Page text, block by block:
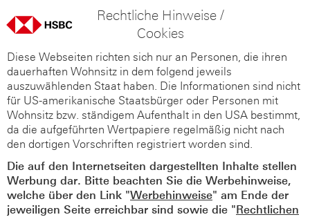
Rechtliche Hinweise /
Cookies
Diese Webseiten richten sich nur an Personen, die ihren
dauerhaften Wohnsitz in dem folgend jeweils
auszuwählenden Staat haben. Die Informationen sind nicht
für US-amerikanische Staatsbürger oder Personen mit
Wohnsitz bzw. ständigem Aufenthalt in den USA bestimmt,
da die aufgeführten Wertpapiere regelmäßig nicht nach
den dortigen Vorschriften registriert worden sind.
Die auf den Internetseiten dargestellten Inhalte stellen
Werbung dar. Bitte beachten Sie die Werbehinweise,
welche über den Link "Werbehinweise" am Ende der
jeweiligen Seite erreichbar sind sowie die "Rechtlichen